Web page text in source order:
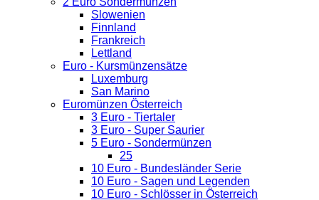
Slowenien
Finnland
Frankreich
Lettland
Euro - Kursmünzensätze
Luxemburg
San Marino
Euromünzen Österreich
3 Euro - Tiertaler
3 Euro - Super Saurier
5 Euro - Sondermünzen
25
10 Euro - Bundesländer Serie
10 Euro - Sagen und Legenden
10 Euro - Schlösser in Österreich